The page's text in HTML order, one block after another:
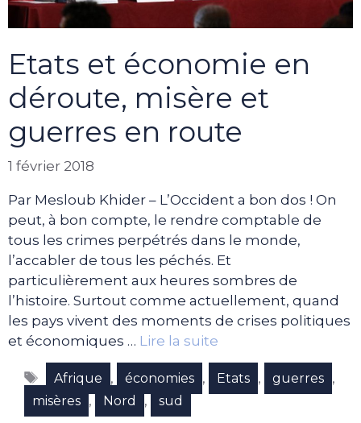
Etats et économie en
déroute, misère et
guerres en route
1 février 2018
Par Mesloub Khider – L’Occident a bon dos ! On
peut, à bon compte, le rendre comptable de
tous les crimes perpétrés dans le monde,
l’accabler de tous les péchés. Et
particulièrement aux heures sombres de
l’histoire. Surtout comme actuellement, quand
les pays vivent des moments de crises politiques
et économiques … Lire la suite
Étiquettes
Afrique , économies , Etats , guerres ,
misères , Nord , sud